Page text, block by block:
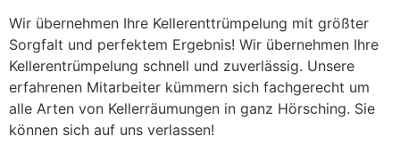
Wir übernehmen Ihre Kellerenttrümpelung mit größter
Sorgfalt und perfektem Ergebnis! Wir übernehmen Ihre
Kellerentrümpelung schnell und zuverlässig. Unsere
erfahrenen Mitarbeiter kümmern sich fachgerecht um
alle Arten von Kellerräumungen in ganz Hörsching. Sie
können sich auf uns verlassen!